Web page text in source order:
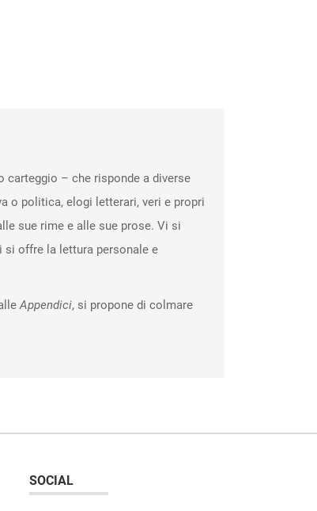
carteggio – che risponde a diverse
o politica, elogi letterari, veri e propri
sue rime e alle sue prose. Vi si
offre la lettura personale e
Appendici, si propone di colmare
SOCIAL